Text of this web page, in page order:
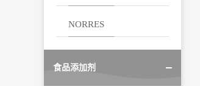
NORRES
食品添加剂